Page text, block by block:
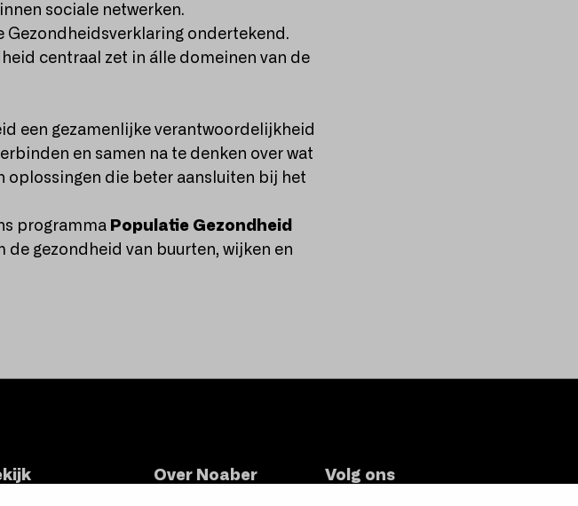
sociale netwerken.
Gezondheidsverklaring ondertekend.
centraal zet in álle domeinen van de
een gezamenlijke verantwoordelijkheid
en samen na te denken over wat
oplossingen die beter aansluiten bij het
programma Populatie Gezondheid
de gezondheid van buurten, wijken en
Over Noaber Volg ons